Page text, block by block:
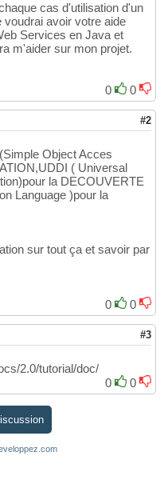
cas d'utilisation d'un
avoir votre aide
Services en Java et
m'aider sur mon projet.
0
0
#2
Object Acces
( Universal
la DECOUVERTE
Language )pour la
sur tout ça et savoir par
0
0
#3
2.0/tutorial/doc/
0
0